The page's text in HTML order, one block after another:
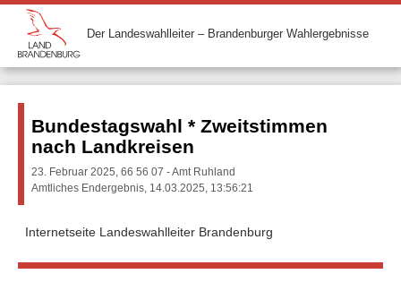
Der Landeswahlleiter – Brandenburger Wahlergebnisse
Bundestagswahl * Zweitstimmen
nach Landkreisen
23. Februar 2025, 66 56 07 - Amt Ruhland
Amtliches Endergebnis, 14.03.2025, 13:56:21
Internetseite Landeswahlleiter Brandenburg